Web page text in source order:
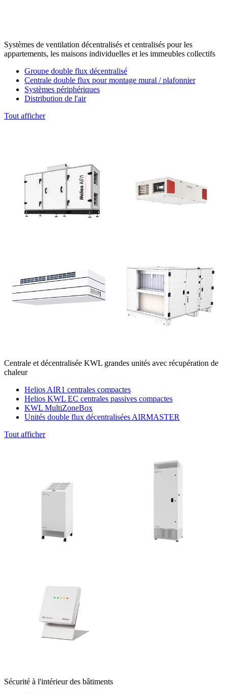
Systèmes de ventilation décentralisés et centralisés pour les
appartements, les maisons individuelles et les immeubles collectifs
Groupe double flux décentralisé
Centrale double flux pour montage mural / plafonnier
Systèmes périphériques
Distribution de l'air
Tout afficher
Centrale et décentralisée KWL grandes unités avec récupération de
chaleur
Helios AIR1 centrales compactes
Helios KWL EC centrales passives compactes
KWL MultiZoneBox
Unités double flux décentralisées AIRMASTER
Tout afficher
Sécurité à l'intérieur des bâtiments